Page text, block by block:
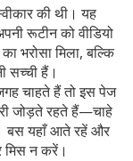
की थी। यह
रूटीन को वीडियो
भरोसा मिला, बल्कि
सच्ची हैं।
चाहते हैं तो इस पेज
जोड़ते रहते हैं—चाहे
बस यहाँ आते रहें और
मिस न करें।